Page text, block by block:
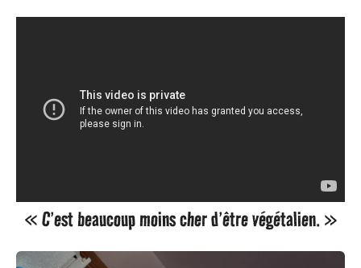
« C’est beaucoup moins cher d’être végétalien. »